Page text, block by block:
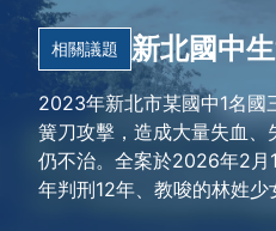
相關議題 新北國中
2023年新北市某國中1名國
簧刀攻擊，造成大量失血
仍不治。全案於2026年2月
年判刑12年、教唆的林姓少